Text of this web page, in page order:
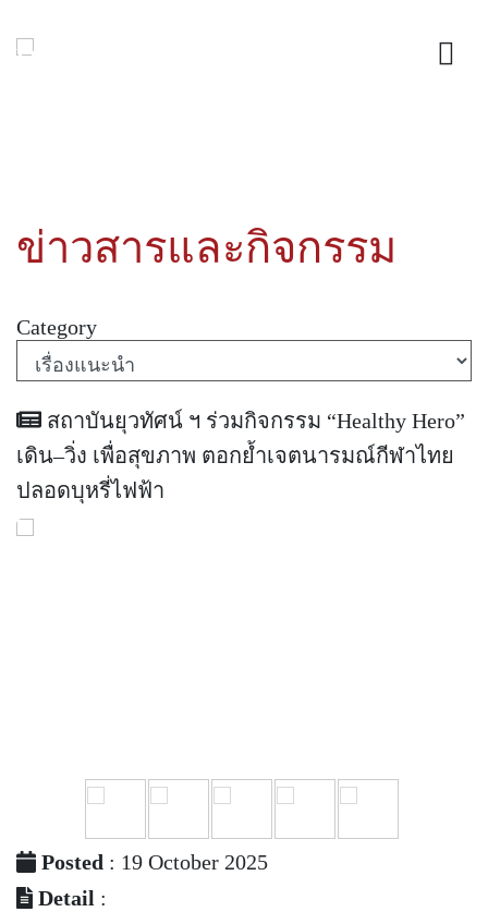
ข่าวสารและกิจกรรม
Category
สถาบันยุวทัศน์ ฯ ร่วมกิจกรรม “Healthy Hero”
เดิน–วิ่ง เพื่อสุขภาพ ตอกย้ำเจตนารมณ์กีฬาไทย
ปลอดบุหรี่ไฟฟ้า
Posted : 19 October 2025
Detail :